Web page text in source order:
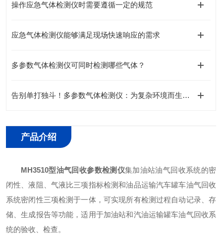
操作应急气体检测仪时需要遵循一定的规范
应急气体检测仪能够满足现场快速响应的需求
多参数气体检测仪可同时检测哪些气体？
告别单打独斗！多参数气体检测仪：为复杂环境而生的一站式解决方案
产品介绍
MH3510型油气回收参数检测仪集加油站油气回收系统的密
闭性、液阻、气液比三项指标检测和油品运输汽车罐车油气回收
系统密闭性三项检测于一体，可实现所有检测过程自动记录、存
储、生成报告等功能，适用于加油站和汽油运输罐车油气回收系
统的验收、检查。